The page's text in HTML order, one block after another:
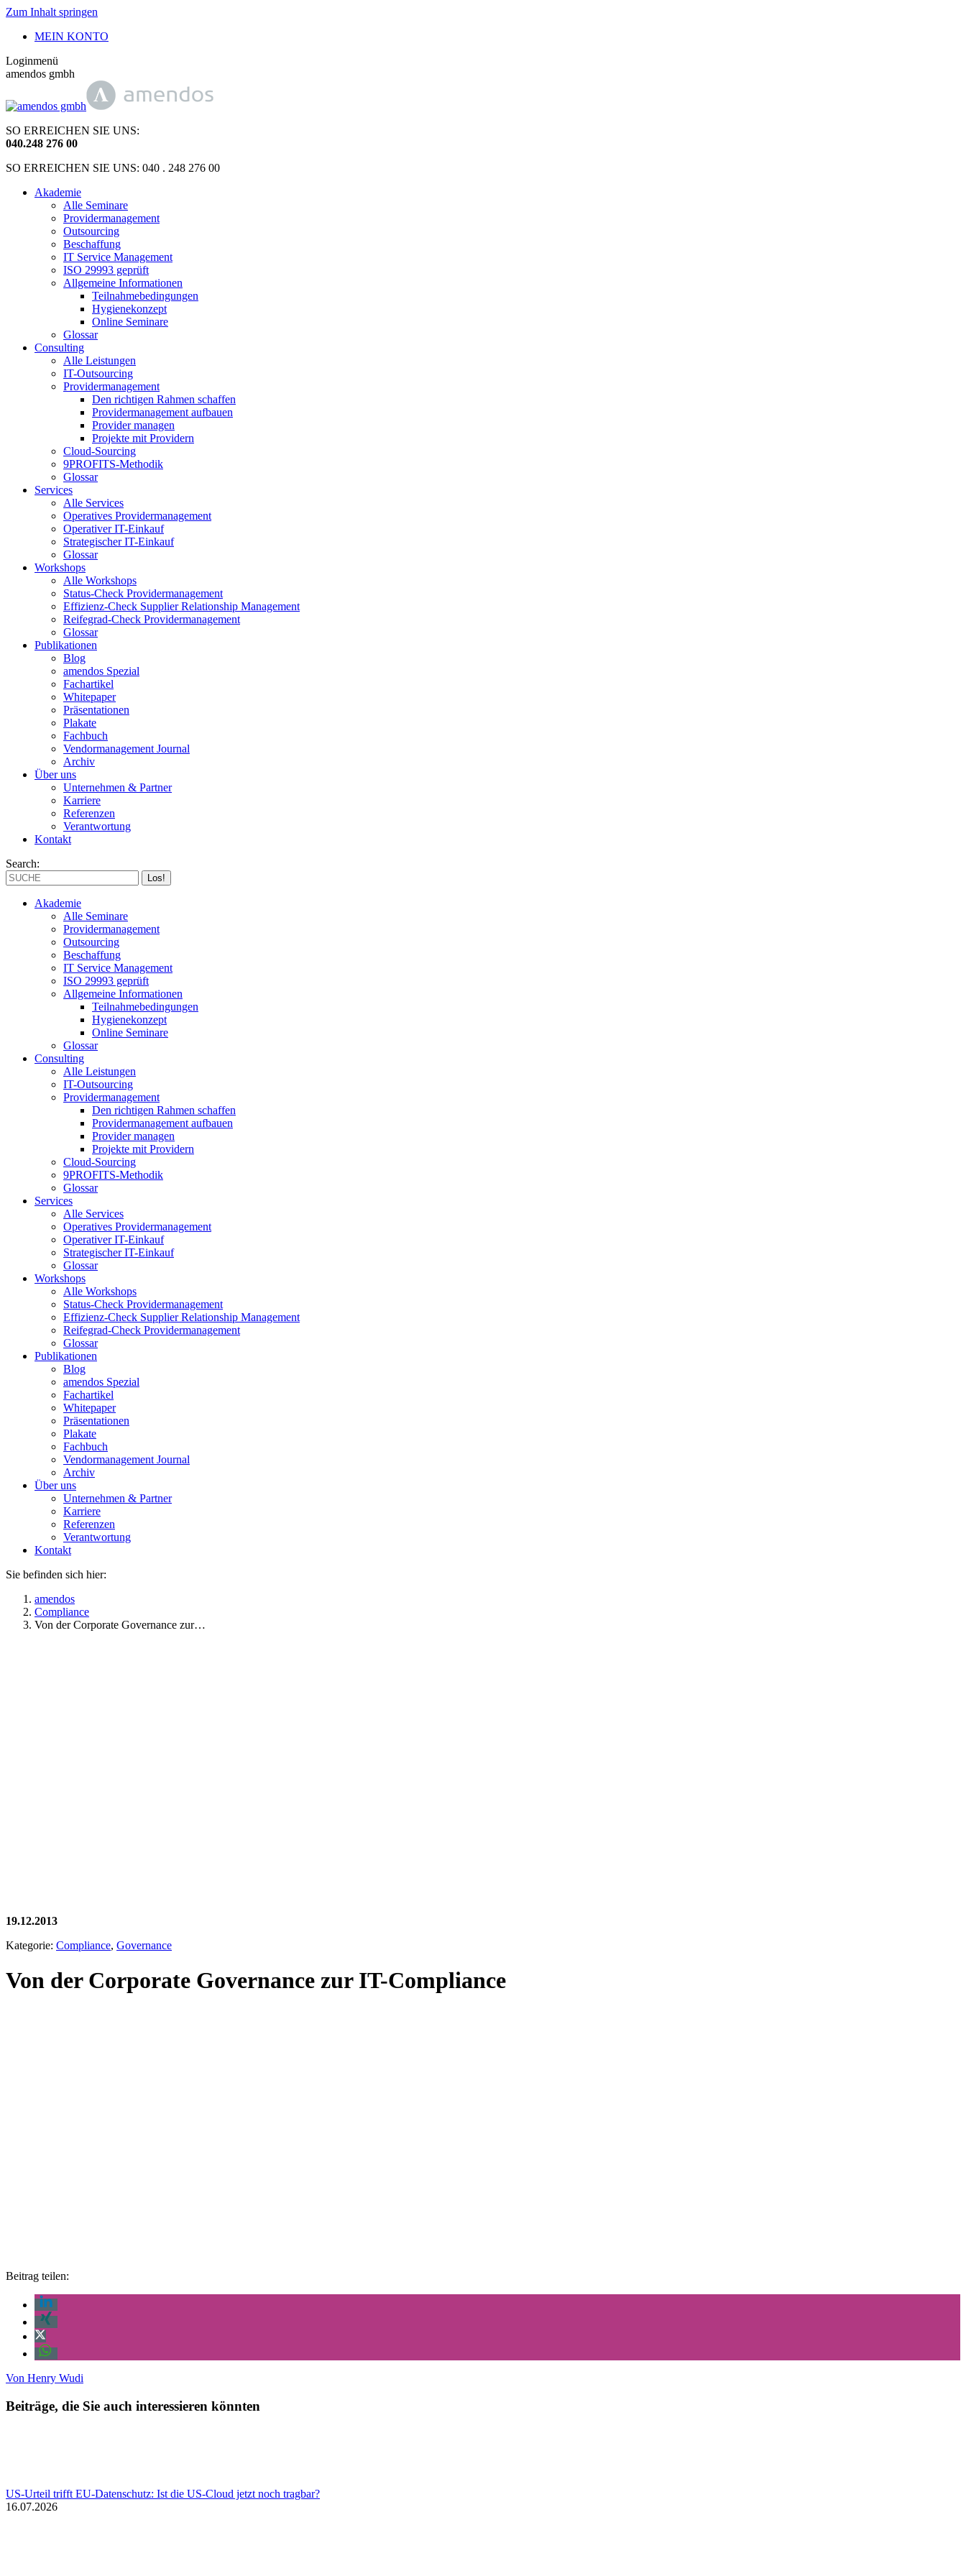
Zum Inhalt springen
MEIN KONTO
Loginmenü
amendos gmbh
SO ERREICHEN SIE UNS:
040.248 276 00
SO ERREICHEN SIE UNS: 040 . 248 276 00
Akademie
Alle Seminare
Providermanagement
Outsourcing
Beschaffung
IT Service Management
ISO 29993 geprüft
Allgemeine Informationen
Teilnahmebedingungen
Hygienekonzept
Online Seminare
Glossar
Consulting
Alle Leistungen
IT-Outsourcing
Providermanagement
Den richtigen Rahmen schaffen
Providermanagement aufbauen
Provider managen
Projekte mit Providern
Cloud-Sourcing
9PROFITS-Methodik
Glossar
Services
Alle Services
Operatives Providermanagement
Operativer IT-Einkauf
Strategischer IT-Einkauf
Glossar
Workshops
Alle Workshops
Status-Check Providermanagement
Effizienz-Check Supplier Relationship Management
Reifegrad-Check Providermanagement
Glossar
Publikationen
Blog
amendos Spezial
Fachartikel
Whitepaper
Präsentationen
Plakate
Fachbuch
Vendormanagement Journal
Archiv
Über uns
Unternehmen & Partner
Karriere
Referenzen
Verantwortung
Kontakt
Search:
Akademie
Alle Seminare
Providermanagement
Outsourcing
Beschaffung
IT Service Management
ISO 29993 geprüft
Allgemeine Informationen
Teilnahmebedingungen
Hygienekonzept
Online Seminare
Glossar
Consulting
Alle Leistungen
IT-Outsourcing
Providermanagement
Den richtigen Rahmen schaffen
Providermanagement aufbauen
Provider managen
Projekte mit Providern
Cloud-Sourcing
9PROFITS-Methodik
Glossar
Services
Alle Services
Operatives Providermanagement
Operativer IT-Einkauf
Strategischer IT-Einkauf
Glossar
Workshops
Alle Workshops
Status-Check Providermanagement
Effizienz-Check Supplier Relationship Management
Reifegrad-Check Providermanagement
Glossar
Publikationen
Blog
amendos Spezial
Fachartikel
Whitepaper
Präsentationen
Plakate
Fachbuch
Vendormanagement Journal
Archiv
Über uns
Unternehmen & Partner
Karriere
Referenzen
Verantwortung
Kontakt
Sie befinden sich hier:
amendos
Compliance
Von der Corporate Governance zur…
19.12.2013
Kategorie: Compliance, Governance
Von der Corporate Governance zur IT-Compliance
Beitrag teilen:
Von Henry Wudi
Beiträge, die Sie auch interessieren könnten
US-Urteil trifft EU-Datenschutz: Ist die US-Cloud jetzt noch tragbar?
16.07.2026